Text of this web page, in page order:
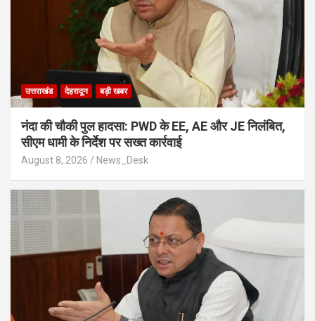
उत्तराखंड देहरादून बड़ी खबर
नंदा की चौकी पुल हादसा: PWD के EE, AE और JE निलंबित,
सीएम धामी के निर्देश पर सख्त कार्रवाई
August 8, 2026 News_Desk